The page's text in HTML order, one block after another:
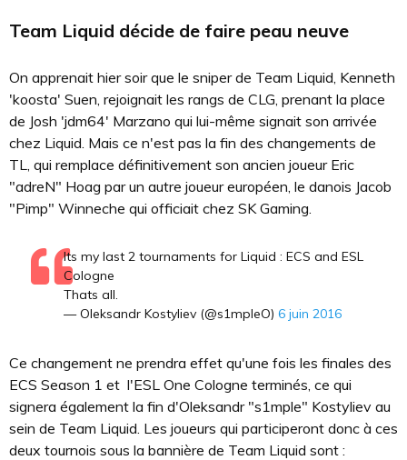
Team Liquid décide de faire peau neuve
On apprenait hier soir que le sniper de Team Liquid, Kenneth
'koosta' Suen, rejoignait les rangs de CLG, prenant la place
de Josh 'jdm64' Marzano qui lui-même signait son arrivée
chez Liquid. Mais ce n'est pas la fin des changements de
TL, qui remplace définitivement son ancien joueur Eric
"adreN" Hoag par un autre joueur européen, le danois Jacob
"Pimp" Winneche qui officiait chez SK Gaming.
Its my last 2 tournaments for Liquid : ECS and ESL
Cologne
Thats all.
— Oleksandr Kostyliev (@s1mpleO) 6 juin 2016
Ce changement ne prendra effet qu'une fois les finales des
ECS Season 1 et l'ESL One Cologne terminés, ce qui
signera également la fin d'Oleksandr "s1mple" Kostyliev au
sein de Team Liquid. Les joueurs qui participeront donc à ces
deux tournois sous la bannière de Team Liquid sont :